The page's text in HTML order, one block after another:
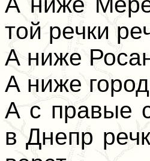
той речки
А ниже
А ниже
А с правые
в Днепр